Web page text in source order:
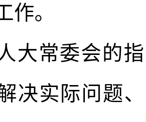
作。
大常委会的
决实际问题